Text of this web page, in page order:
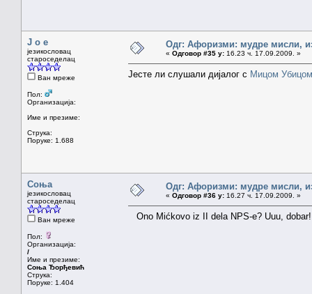
J o e
језикословац
староседелац
Ван мреже
Пол:
Организација:
Име и презиме:
Струка:
Поруке: 1.688
Одг: Афоризми: мудре мисли,
« Одговор #35 у: 16.23 ч. 17.09.2009. »
Јесте ли слушали дијалог с Мицом Убицом
Соња
језикословац
староседелац
Ван мреже
Пол:
Организација:
/
Име и презиме:
Соња Ђорђевић
Струка:
Поруке: 1.404
Одг: Афоризми: мудре мисли,
« Одговор #36 у: 16.27 ч. 17.09.2009. »
Ono Mićkovo iz II dela NPS-e? Uuu, dobar!